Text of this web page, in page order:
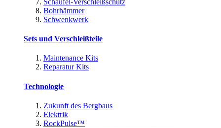
Bohrhämmer
Schwenkwerk
Sets und Verschleißteile
Maintenance Kits
Reparatur Kits
Technologie
Zukunft des Bergbaus
Elektrik
RockPulse™